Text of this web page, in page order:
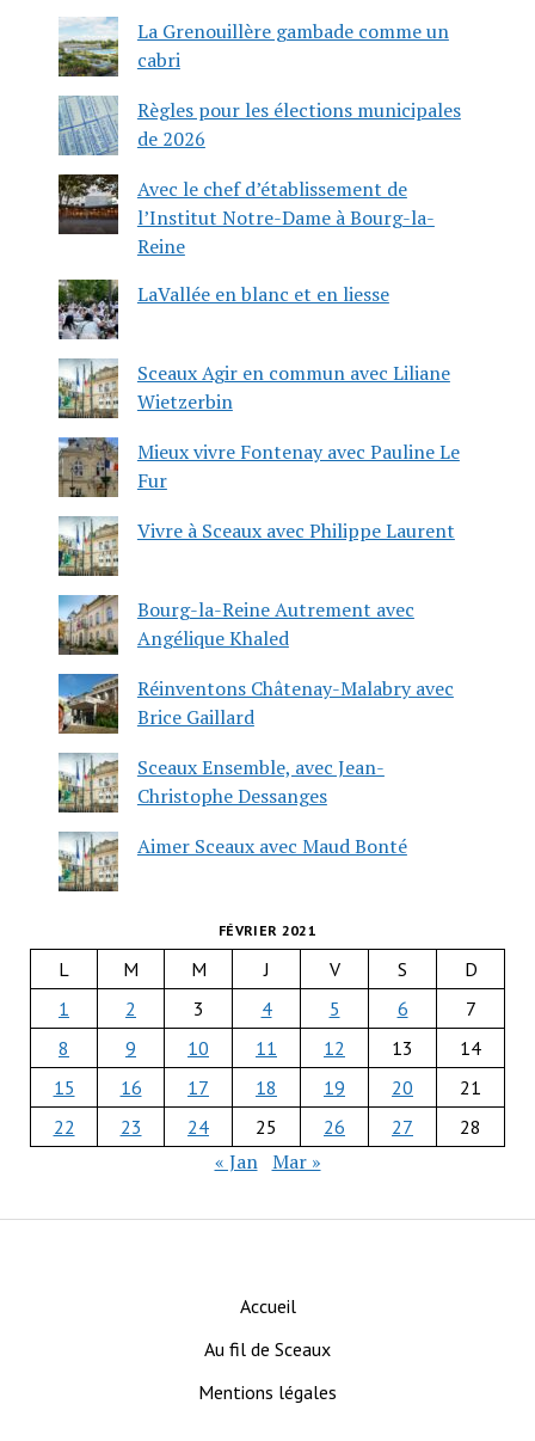
La Grenouillère gambade comme un
cabri
Règles pour les élections municipales
de 2026
Avec le chef d’établissement de
l’Institut Notre-Dame à Bourg-la-
Reine
LaVallée en blanc et en liesse
Sceaux Agir en commun avec Liliane
Wietzerbin
Mieux vivre Fontenay avec Pauline Le
Fur
Vivre à Sceaux avec Philippe Laurent
Bourg-la-Reine Autrement avec
Angélique Khaled
Réinventons Châtenay-Malabry avec
Brice Gaillard
Sceaux Ensemble, avec Jean-
Christophe Dessanges
Aimer Sceaux avec Maud Bonté
FÉVRIER 2021
L M M J V S
D
1
2 3 4 5 6
7
8
9 10 11 12 13
14
15
16 17 18 19 20
21
22
23 24 25 26 27 28
« Jan Mar »
Accueil
Au fil de Sceaux
Mentions légales